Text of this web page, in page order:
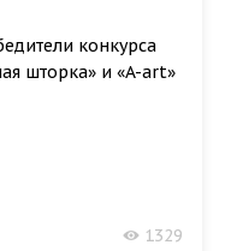
конкурса
шторка» и «A-art»
1329